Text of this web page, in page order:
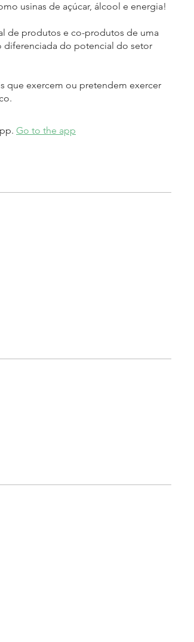
usinas de açúcar, álcool e energia!
de produtos e co-produtos de uma
diferenciada do potencial do setor
que exercem ou pretendem exercer
Go to the app